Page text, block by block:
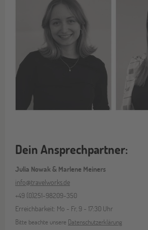
Dein Ansprechpartner:
Julia Nowak & Marlene Meiners
info@travelworks.de
+49 (0)251-98209-350
Erreichbarkeit: Mo - Fr, 9 - 17:30 Uhr
Bitte beachte unsere Datenschutzerklärung